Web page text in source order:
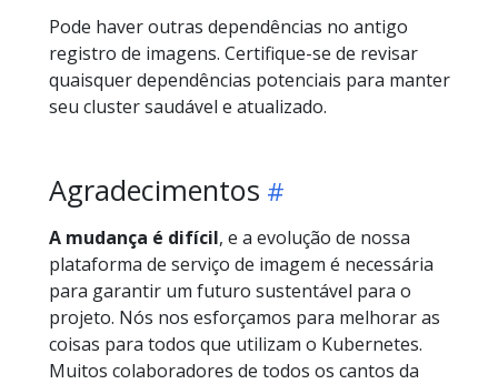
Pode haver outras dependências no antigo
registro de imagens. Certifique-se de revisar
quaisquer dependências potenciais para manter
seu cluster saudável e atualizado.
Agradecimentos
A mudança é difícil, e a evolução de nossa
plataforma de serviço de imagem é necessária
para garantir um futuro sustentável para o
projeto. Nós nos esforçamos para melhorar as
coisas para todos que utilizam o Kubernetes.
Muitos colaboradores de todos os cantos da